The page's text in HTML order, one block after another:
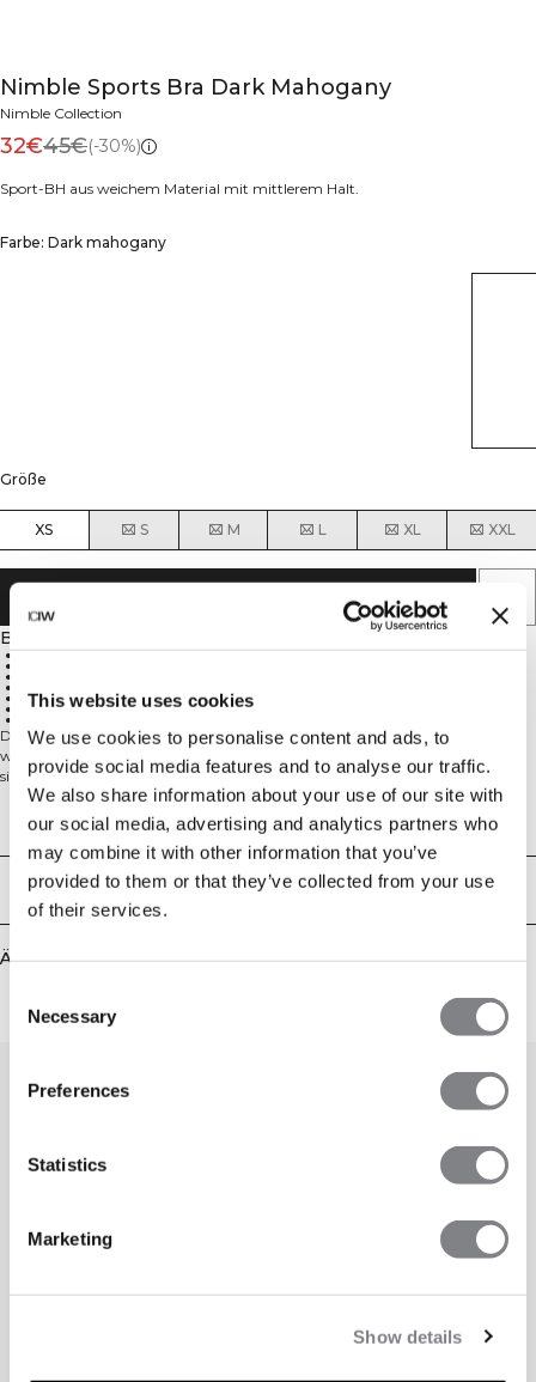
This website uses cookies
We use cookies to personalise content and ads, to
provide social media features and to analyse our traffic.
We also share information about your use of our site with
our social media, advertising and analytics partners who
may combine it with other information that you’ve
provided to them or that they’ve collected from your use
of their services.
Selection
Necessary
Preferences
Statistics
Marketing
Show details
Nimble Sports Bra Dark Mahogany
Nimble Collection
32€45€(-30%)
Sport-BH aus weichem Material mit mittlerem Halt.
Farbe: Dark mahogany
Größe
XS S M L XL XXL
IN DEN WARENKORB LEGEN
Beschreibung
ICIW-Logo
Atmungsaktives Material
75% Nylon, 25% Elasthan
Der Sport-BH aus der Nimble Kollektion überzeugt durch unser bisher
weichstes Funktionsmaterial und bietet mittlere Unterstützung. Die Farben
sind von sanften Erdtönen inspiriert, die zusammen mit den dezenten Logos
diese Stücke perfekt für viele Situationen machen, zum Beispiel Yoga und
Pilates. Mit ICIW-Logo, SWEATTECHTM, herausnehmbaren Cups und
mittlerer Unterstützung ist dieser BH atmungsaktiv und komfortabel. Das
leicht gebürstete Material kann ein hartes Training aushalten, aber wir
empfehlen keine Übungen, die das Material regelmäßig scharfen oder rauen
Nylon, 25% Elasthan.
Technical Aspects
Lieferung & Rückgabe
Ähnliche Produkte